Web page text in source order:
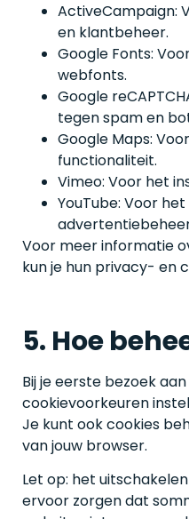
ActiveCampaign:
en klantbeheer.
Google Fonts:
webfonts.
Google
tegen spam en
Google Maps:
functionaliteit.
Vimeo: Voor het
YouTube: Voor
Voor meer informatie
kun je hun privacy- en
5. Hoe
Bij je eerste bezoek
cookievoorkeuren
Je kunt ook cookies
van jouw browser.
Let op: het
ervoor zorgen dat